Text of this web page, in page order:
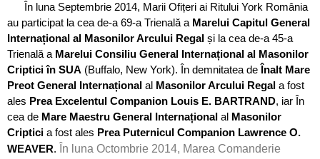
În luna Septembrie 2014, Marii Ofițeri ai Ritului York România
au participat la cea de-a 69-a Trienală a Marelui Capitul General
Internațional al Masonilor Arcului Regal și la cea de-a 45-a
Trienală a Marelui Consiliu General Internațional al Masonilor
Criptici în SUA (Buffalo, New York). În demnitatea de Înalt Mare
Preot General Internațional al Masonilor Arcului Regal a fost
ales Prea Excelentul Companion Louis E. BARTRAND, iar În
cea de Mare Maestru General Internațional al Masonilor
Criptici a fost ales Prea Puternicul Companion Lawrence O.
WEAVER. În luna Octombrie 2014, Marea Comanderie